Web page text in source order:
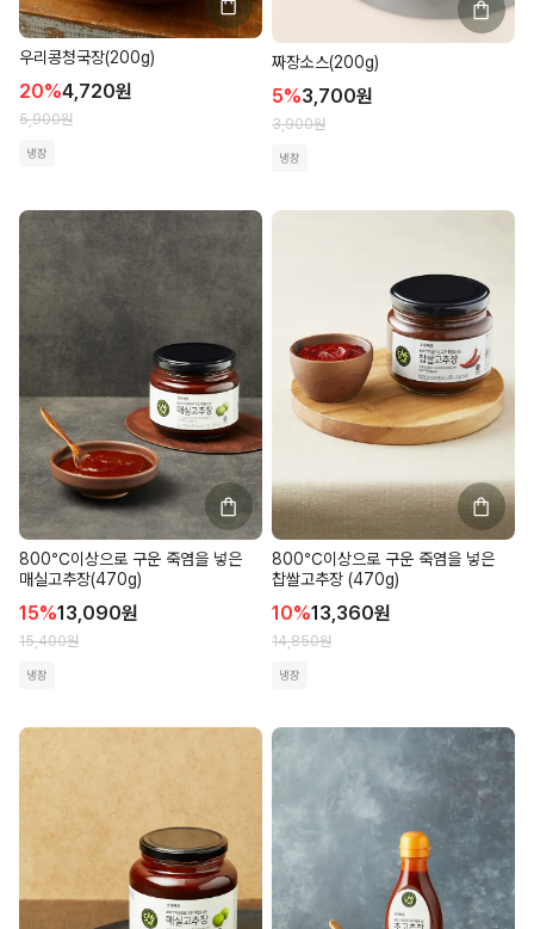
우리콩청국장(200g)
20%4,720원
5,900원
냉장
짜장소스(200g)
5%3,700원
3,900원
냉장
800℃이상으로 구운 죽염을 넣은
매실고추장(470g)
15%13,090원
15,400원
냉장
800℃이상으로 구운 죽염을 넣은
찹쌀고추장 (470g)
10%13,360원
14,850원
냉장